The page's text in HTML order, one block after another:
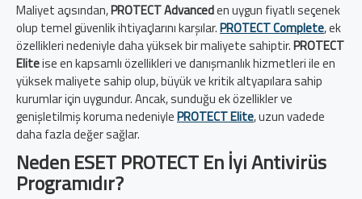
Maliyet açısından,PROTECT Advanceden uygun fiyatlı seçenek
olup temel güvenlik ihtiyaçlarını karşılar.PROTECT Complete, ek
özellikleri nedeniyle daha yüksek bir maliyete sahiptir.PROTECT
Eliteise en kapsamlı özellikleri ve danışmanlık hizmetleri ile en
yüksek maliyete sahip olup, büyük ve kritik altyapılara sahip
kurumlar için uygundur. Ancak, sunduğu ek özellikler ve
genişletilmiş koruma nedeniylePROTECT Elite, uzun vadede
daha fazla değer sağlar.
Neden ESET PROTECT En İyi Antivirüs
Programıdır?